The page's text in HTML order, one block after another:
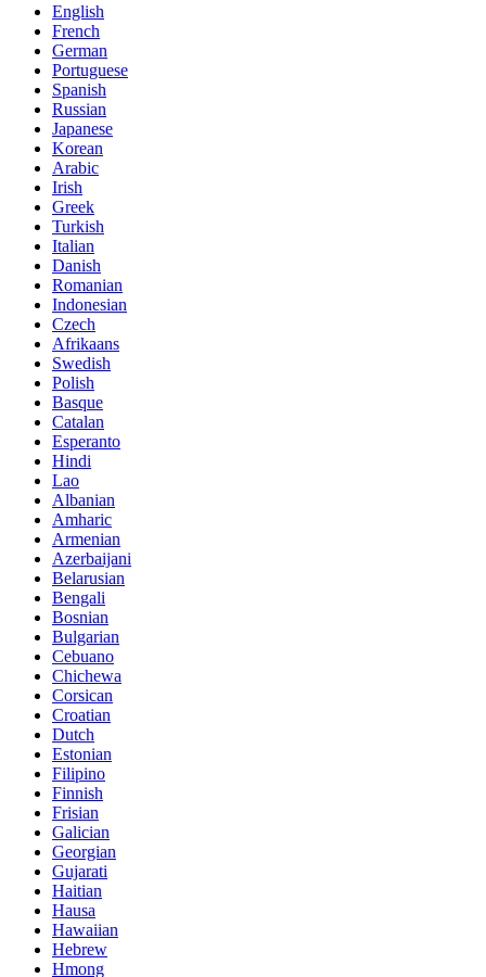
English
French
German
Portuguese
Spanish
Russian
Japanese
Korean
Arabic
Irish
Greek
Turkish
Italian
Danish
Romanian
Indonesian
Czech
Afrikaans
Swedish
Polish
Basque
Catalan
Esperanto
Hindi
Lao
Albanian
Amharic
Armenian
Azerbaijani
Belarusian
Bengali
Bosnian
Bulgarian
Cebuano
Chichewa
Corsican
Croatian
Dutch
Estonian
Filipino
Finnish
Frisian
Galician
Georgian
Gujarati
Haitian
Hausa
Hawaiian
Hebrew
Hmong